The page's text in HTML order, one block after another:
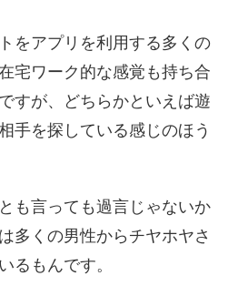
をアプリを利用する多くの
宅ワーク的な感覚も持ち合
すが、どちらかといえば遊
手を探している感じのほう
も言っても過言じゃないか
多くの男性からチヤホヤさ
るもんです。